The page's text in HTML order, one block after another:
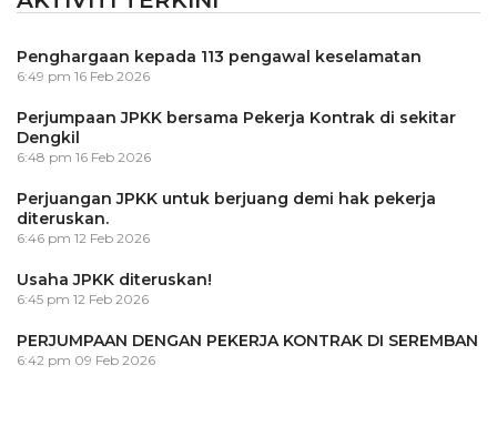
Penghargaan kepada 113 pengawal keselamatan
6:49 pm 16 Feb 2026
Perjumpaan JPKK bersama Pekerja Kontrak di sekitar
Dengkil
6:48 pm 16 Feb 2026
Perjuangan JPKK untuk berjuang demi hak pekerja
diteruskan.
6:46 pm 12 Feb 2026
Usaha JPKK diteruskan!
6:45 pm 12 Feb 2026
PERJUMPAAN DENGAN PEKERJA KONTRAK DI SEREMBAN
6:42 pm 09 Feb 2026